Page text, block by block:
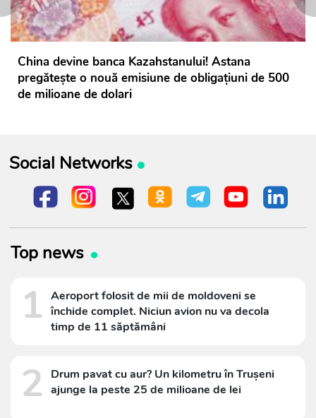
China devine banca Kazahstanului! Astana
pregătește o nouă emisiune de obligațiuni de 500
de milioane de dolari
Social Networks
Top news
1 Aeroport folosit de mii de moldoveni se
închide complet. Niciun avion nu va decola
timp de 11 săptămâni
2
Drum pavat cu aur? Un kilometru în Trușeni
ajunge la peste 25 de milioane de lei